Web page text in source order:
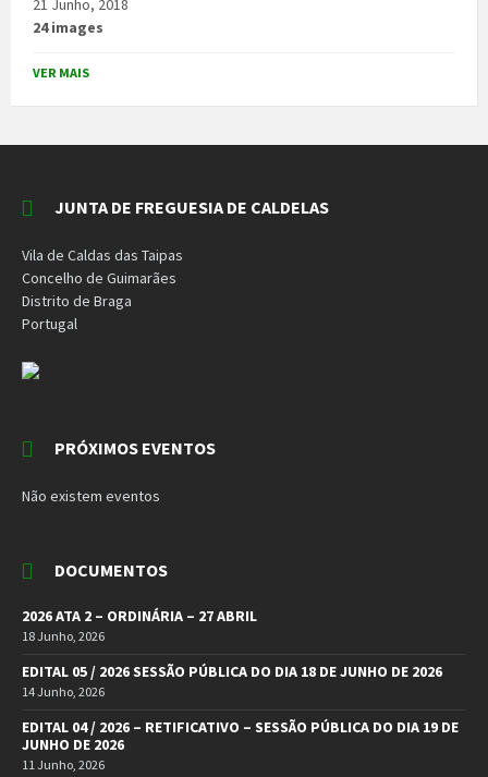
21 Junho, 2018
24 images
VER MAIS
JUNTA DE FREGUESIA DE CALDELAS
Vila de Caldas das Taipas
Concelho de Guimarães
Distrito de Braga
Portugal
PRÓXIMOS EVENTOS
Não existem eventos
DOCUMENTOS
2026 ATA 2 – ORDINÁRIA – 27 ABRIL
18 Junho, 2026
EDITAL 05 / 2026 SESSÃO PÚBLICA DO DIA 18 DE JUNHO DE 2026
14 Junho, 2026
EDITAL 04 / 2026 – RETIFICATIVO – SESSÃO PÚBLICA DO DIA 19 DE
JUNHO DE 2026
11 Junho, 2026